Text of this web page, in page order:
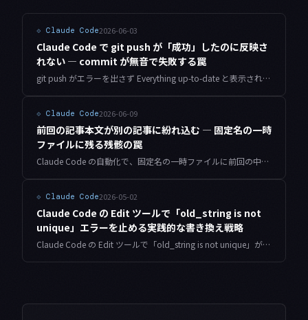
⟐ Claude Code2026-06-03
Claude Code で git push が「成功」したのに反映さ
れない — commit が無音で失敗する罠
git push がエラーを出さず Everything up-to-date と表示されるのに、変更がリモートに反映されない。clone 直後の identity 未設定で commit が無音失敗する原因と、SHA 照合で確実に検証する方法を解説します。
⟐ Claude Code2026-06-09
前回の記事本文が別の記事に紛れ込む — 固定名の一時
ファイルに残る残骸の罠
Claude Code の自動化で、固定名の一時ファイルに前回の中身が残り、まったく別の記事に古い本文が混入する。書き込みが無音で失敗する仕組みと、ユニーク名＋挿入後の grep 照合で防ぐ方法を記録します。
⟐ Claude Code2026-05-02
Claude Code の Edit ツールで「old_string is not
unique」エラーを止める実践的な書き換え戦略
Claude Code の Edit ツールで「old_string is not unique」が頻発するのは、編集ターゲットの一意性をプロンプト側で保証していないことが根本原因です。再発を防ぐ書き換え戦略を解説します。